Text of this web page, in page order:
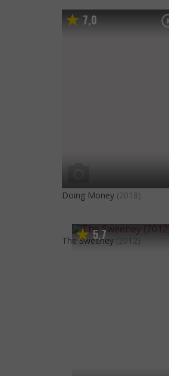
7,0
Doing Money (2018)
5,7
The Sweeney (2012)